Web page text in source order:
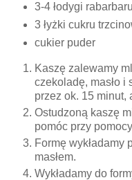
3-4 łodygi rabarbaru
3 łyżki cukru
cukier puder
Kaszę zalewamy
czekoladę, masło i
przez ok. 15 minut,
Ostudzoną kaszę
pomóc przy
Formę wykładamy
masłem.
Wykładamy do